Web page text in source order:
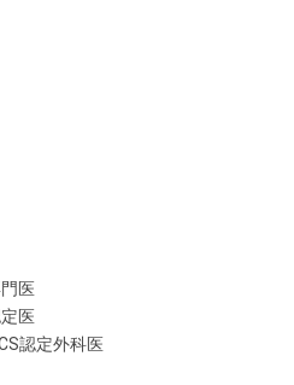
医
医
認定外科医